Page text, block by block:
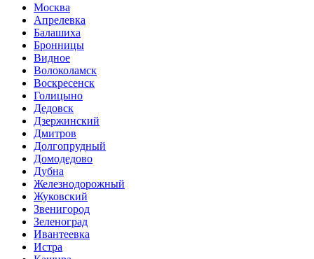
Москва
Апрелевка
Балашиха
Бронницы
Видное
Волоколамск
Воскресенск
Голицыно
Дедовск
Дзержинский
Дмитров
Долгопрудный
Домодедово
Дубна
Железнодорожный
Жуковский
Звенигород
Зеленоград
Ивантеевка
Истра